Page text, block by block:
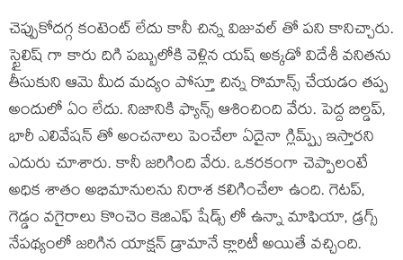
చెప్పుకోదగ్గ కంటెంట్ లేదు కానీ చిన్న విజువల్ తో పని కానిచ్చారు.
స్టైలిష్ గా కారు దిగి పబ్బులోకి వెళ్లిన యష్ అక్కడో విదేశీ వనితను
తీసుకుని ఆమె మీద మద్యం పోస్తూ చిన్న రొమాన్స్ చేయడం తప్ప
అందులో ఏం లేదు. నిజానికి ఫ్యాన్స్ ఆశించింది వేరు. పెద్ద బిల్డప్,
భారీ ఎలివేషన్ తో అంచనాలు పెంచేలా ఏదైనా గ్లిమ్ప్స్ ఇస్తారని
ఎదురు చూశారు. కానీ జరిగింది వేరు. ఒకరకంగా చెప్పాలంటే
అధిక శాతం అభిమానులను నిరాశ కలిగించేలా ఉంది. గెటప్,
గెడ్డం వగైరాలు కొంచెం కెజిఎఫ్ షేడ్స్ లో ఉన్నా మాఫియా, డ్రగ్స్
నేపథ్యంలో జరిగిన యాక్షన్ డ్రామానే క్లారిటీ అయితే వచ్చింది.